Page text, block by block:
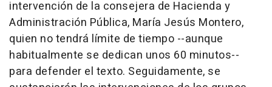
intervención de la consejera de Hacienda y
Administración Pública, María Jesús Montero,
quien no tendrá límite de tiempo --aunque
habitualmente se dedican unos 60 minutos--
para defender el texto. Seguidamente, se